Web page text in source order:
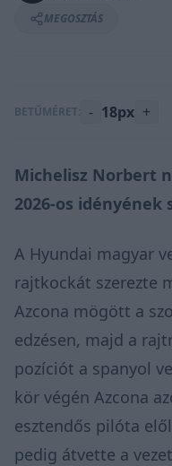
MEGOSZTÁS
BETŰMÉRET: - 18px +
Michelisz Norbert
2026-os
A Hyundai magyar
rajtkockát szerezte
Azcona mögött a
edzésen, majd a
pozíciót a spanyol
kör végén Azcona
esztendős pilóta
pedig átvette a